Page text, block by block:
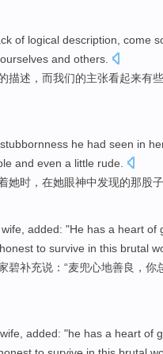
of logical description, come
ourselves and others.
描述 ，而我们的主张看起来有些
stubbornness he had seen in
and even a little rude.
她时， 在她眼神中发现的那股
wife added: "He has a heart of
honest to survive in this brutal
碧补充说 ：“麦兜心地善良， 你
wife added: "he has a heart of